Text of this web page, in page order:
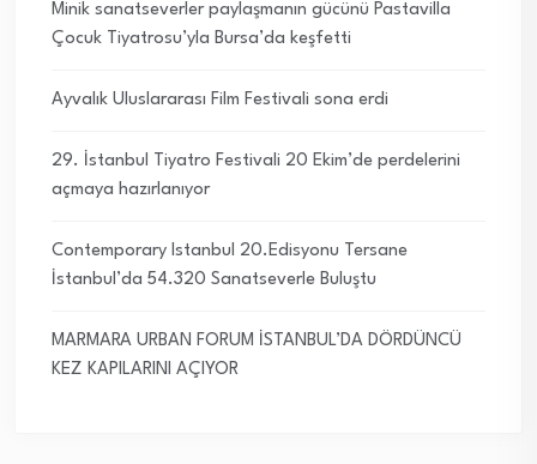
Minik sanatseverler paylaşmanın gücünü Pastavilla
Çocuk Tiyatrosu’yla Bursa’da keşfetti
Ayvalık Uluslararası Film Festivali sona erdi
29. İstanbul Tiyatro Festivali 20 Ekim’de perdelerini
açmaya hazırlanıyor
Contemporary Istanbul 20.Edisyonu Tersane
İstanbul’da 54.320 Sanatseverle Buluştu
MARMARA URBAN FORUM İSTANBUL’DA DÖRDÜNCÜ
KEZ KAPILARINI AÇIYOR